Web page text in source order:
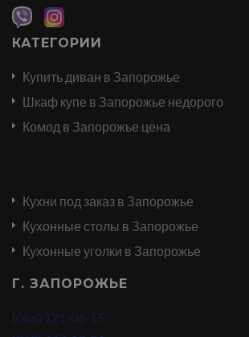
КАТЕГОРИИ
Купить диван в Запорожье
Шкаф купе в Запорожье недорого
Комод в Запорожье цена
Кухни под заказ в Запорожье
Кухонные столы в Запорожье
Кухонные уголки в Запорожье
Г. ЗАПОРОЖЬЕ
(066) 121-06-15